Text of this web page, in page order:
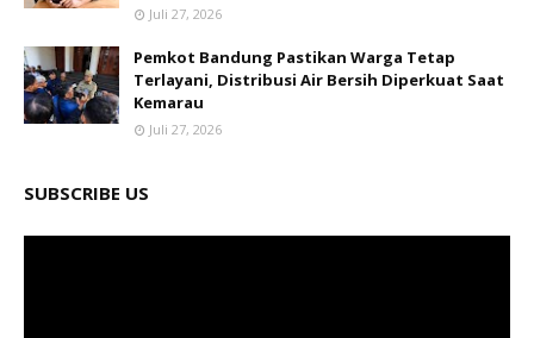
Juli 27, 2026
Pemkot Bandung Pastikan Warga Tetap
Terlayani, Distribusi Air Bersih Diperkuat Saat
Kemarau
Juli 27, 2026
SUBSCRIBE US